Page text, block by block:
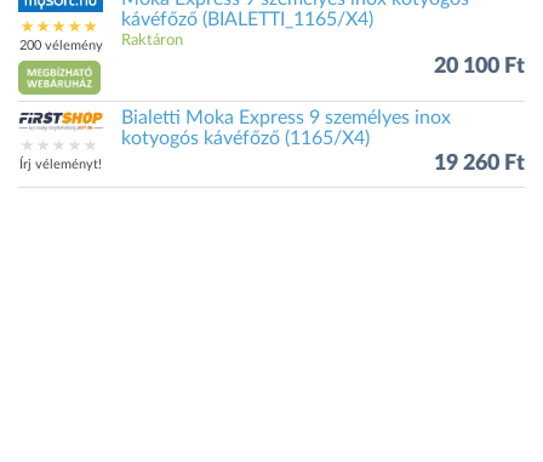
200 vélemény
kávéfőző (BIALETTI_1165/X4)
Raktáron
20 100 Ft
Írj véleményt!
Bialetti Moka Express 9 személyes inox
kotyogós kávéfőző (1165/X4)
19 260 Ft